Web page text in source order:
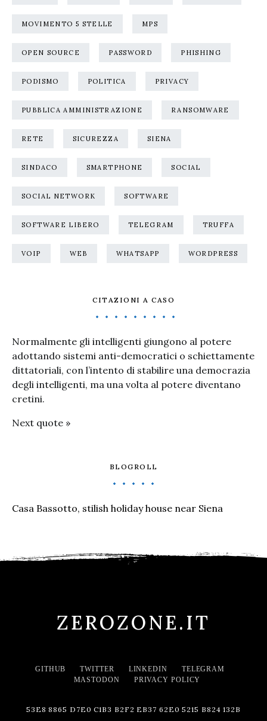
MOVIMENTO 5 STELLE MPS
OPEN SOURCE PASSWORD PHISHING
PODISMO POLITICA PRIVACY
PUBBLICA AMMINISTRAZIONE RANSOMWARE
RETE SICUREZZA SIENA
SINDACO SMARTPHONE SOCIAL
SOCIAL NETWORK SOFTWARE
SOFTWARE LIBERO TELEGRAM TRUFFA
VOIP WEB WHATSAPP WORDPRESS
CITAZIONI A CASO
Normalmente gli intelligenti giungono al potere
adottando sistemi anti-democratici o schiettamente
dittatoriali, con l’intento di stabilire una democrazia
degli intelligenti, ma una volta al potere diventano
cretini.
Next quote »
BLOGROLL
Casa Bassotto, stilish holiday house near Siena
ZEROZONE.IT
GITHUB TWITTER LINKEDIN
TELEGRAM
MASTODON
PRIVACY POLICY
53E8 8865 D7E0 C1B3 B2F2 EB37 62E0 5215 B824 132B